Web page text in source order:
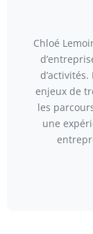
Chloé
enjeux de
les
une